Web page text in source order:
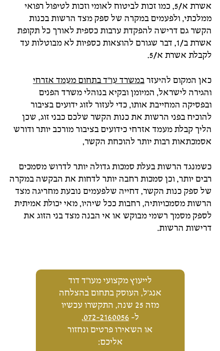
אשרת א/5, כמו זכות לביטוח לאומי וזכות לטיפול רפואי
ממלכתי, ולפעמים במקרה של ספק מצד הרשות בכנות
הקשר גם דרישה להפקדת ערבות כספית לאורך כל תקופת
אשרת ב/1, דבר שגורם להוצאות כספיות לא מבוטלות עד
לקבלת אשרת א/5.
כאן המקום להיעזרבמשרד עו"ד בתחום מעמד אזרחי
והגירה לישראל, המיומן ובקיא בנוהלי משרד הפנים
ובפסיקה המחייבת אותו, כדי לעזור לזוג ידועים בציבור
להוכיח בפני הרשות את כנות הקשר שלכם כבני זוג, שכן
הליך קבלת מעמד אזרחי כידועים בציבור מורכב יותר ודורש
אסמכתאות רבות יותר להוכחת הקשר,
כשמנגד הרשות בעלת סמכות גדולה יותר לדרוש מסמכים
רבים יותר, וכן סמכות רחבה יותר לדחות את הבקשה במקרה
של ספק כנות הקשר, דחייה שלפעמים נובעת מחריגה מצד
הרשות מסמכויותיה, רחבות ככל שיהיו, מאי יכולת אמיתית
לספק מסמך רשמי מבוקש או אי הבנה מצד בני הזוג את
דרישות הרשות.
לייעוץ מקצועי מעו"ד דוד
אנג'ל, העוסק בתחום בהצלחה
מזה 25 שנה, התקשרו עכשיו
ל- 072-2160056
,
או השאירו פרטים ונחזור
אליכם: